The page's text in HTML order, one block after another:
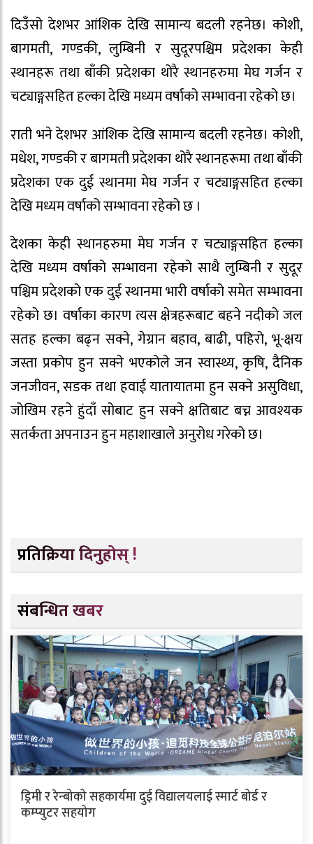
दिउँसो देशभर आंशिक देखि सामान्य बदली रहनेछ। कोशी,
बागमती, गण्डकी, लुम्बिनी र सुदूरपश्चिम प्रदेशका केही
स्थानहरू तथा बाँकी प्रदेशका थोरै स्थानहरुमा मेघ गर्जन र
चट्याङ्गसहित हल्का देखि मध्यम वर्षाको सम्भावना रहेको छ।
राती भने देशभर आंशिक देखि सामान्य बदली रहनेछ। कोशी,
मधेश, गण्डकी र बागमती प्रदेशका थोरै स्थानहरूमा तथा बाँकी
प्रदेशका एक दुई स्थानमा मेघ गर्जन र चट्याङ्गसहित हल्का
देखि मध्यम वर्षाको सम्भावना रहेको छ ।
देशका केही स्थानहरुमा मेघ गर्जन र चट्याङ्गसहित हल्का
देखि मध्यम वर्षाको सम्भावना रहेको साथै लुम्बिनी र सुदूर
पश्चिम प्रदेशको एक दुई स्थानमा भारी वर्षाको समेत सम्भावना
रहेको छ। वर्षाका कारण त्यस क्षेत्रहरूबाट बहने नदीको जल
सतह हल्का बढ्न सक्ने, गेग्रान बहाव, बाढी, पहिरो, भू-क्षय
जस्ता प्रकोप हुन सक्ने भएकोले जन स्वास्थ्य, कृषि, दैनिक
जनजीवन, सडक तथा हवाई यातायातमा हुन सक्ने असुविधा,
जोखिम रहने हुंदाँ सोबाट हुन सक्ने क्षतिबाट बच्न आवश्यक
सतर्कता अपनाउन हुन महाशाखाले अनुरोध गरेको छ।
प्रतिक्रिया दिनुहोस् !
संबन्धित खबर
ड्रिमी र रेन्बोको सहकार्यमा दुई विद्यालयलाई स्मार्ट बोर्ड र
कम्प्युटर सहयोग